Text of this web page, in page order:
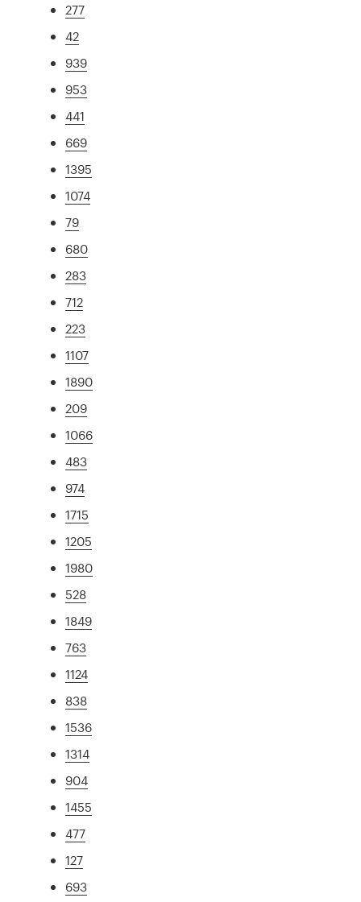
277
42
939
953
441
669
1395
1074
79
680
283
712
223
1107
1890
209
1066
483
974
1715
1205
1980
528
1849
763
1124
838
1536
1314
904
1455
477
127
693